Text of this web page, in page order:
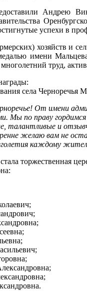
Андрею
успехи в
хозяйств и
имени
труд,
села
От имени
Мы по праву
талантливые и
желаю вам не
каждому
торжественная